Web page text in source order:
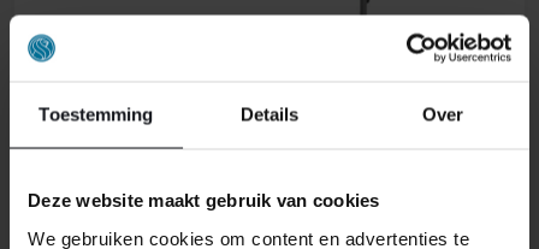
Toestemming Details Over
Deze website maakt gebruik van cookies
We gebruiken cookies om content en advertenties te